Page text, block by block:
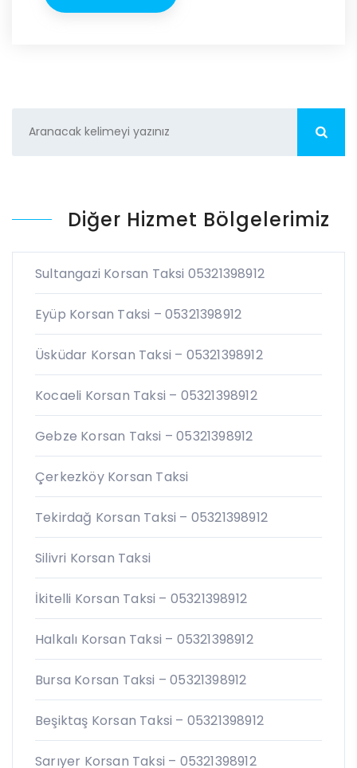
Diğer Hizmet Bölgelerimiz
Sultangazi Korsan Taksi 05321398912
Eyüp Korsan Taksi – 05321398912
Üsküdar Korsan Taksi – 05321398912
Kocaeli Korsan Taksi – 05321398912
Gebze Korsan Taksi – 05321398912
Çerkezköy Korsan Taksi
Tekirdağ Korsan Taksi – 05321398912
Silivri Korsan Taksi
İkitelli Korsan Taksi – 05321398912
Halkalı Korsan Taksi – 05321398912
Bursa Korsan Taksi – 05321398912
Beşiktaş Korsan Taksi – 05321398912
Sarıyer Korsan Taksi – 05321398912